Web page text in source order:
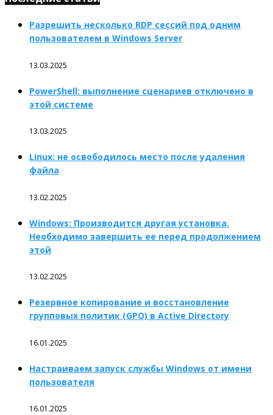
Разрешить несколько RDP сессий под одним
пользователем в Windows Server
13.03.2025
PowerShell: выполнение сценариев отключено в
этой системе
13.03.2025
Linux: не освободилось место после удаления
файла
13.02.2025
Windows: Производится другая установка.
Необходимо завершить ее перед продолжением
этой
13.02.2025
Резервное копирование и восстановление
групповых политик (GPO) в Active Directory
16.01.2025
Настраиваем запуск службы Windows от имени
пользователя
16.01.2025